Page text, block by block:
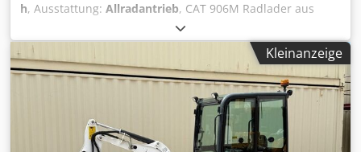
h, Ausstattung: Allradantrieb, CAT 906M Radlader aus
Baujahr 2017 mit Schaufel & Gabel ! ----* Hersteller: CAT *
Typ: 906M * Baujahr: 2017 * Abgelesene Betriebsstunden:
ca. 5.145 * Mit Schaufel & Gabel * Deutsche Maschine, 1.
Hand * Hydraulischer Schnellwechsler * CE Erklärung &
Datenbestätigung vorhanden * Weitere Fotos + Video auf
Anfrage (Whats APP Erik) * Preis: 26.900 Euro, netto + 19%
MwSt. ----Für weitere Fragen bitte anrufen: Crodpfezp
Ayisx Amuef For more question please call: Erik Kortum:
Kleinanzeige